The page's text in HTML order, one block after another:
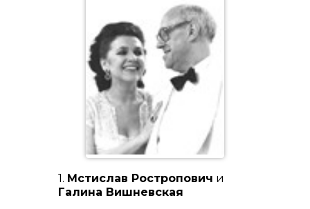
1. Мстислав Ростропович и
Галина Вишневская